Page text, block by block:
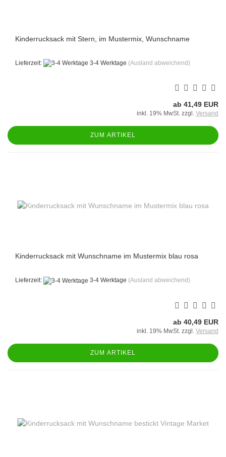
Kinderrucksack mit Stern, im Mustermix, Wunschname
Lieferzeit: 3-4 Werktage (Ausland abweichend)
ab 41,49 EUR
inkl. 19% MwSt. zzgl. Versand
ZUM ARTIKEL
Kinderrucksack mit Wunschname im Mustermix blau rosa
Lieferzeit: 3-4 Werktage (Ausland abweichend)
ab 40,49 EUR
inkl. 19% MwSt. zzgl. Versand
ZUM ARTIKEL